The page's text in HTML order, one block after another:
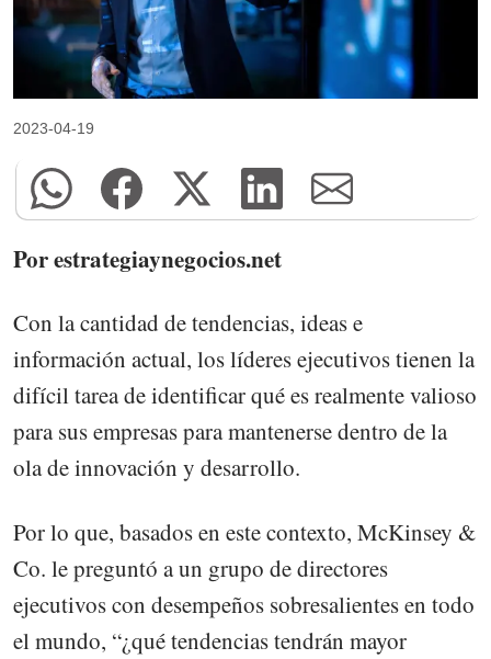
2023-04-19
Por estrategiaynegocios.net
Con la cantidad de tendencias, ideas e
información actual, los líderes ejecutivos tienen la
difícil tarea de identificar qué es realmente valioso
para sus empresas para mantenerse dentro de la
ola de innovación y desarrollo.
Por lo que, basados en este contexto, McKinsey &
Co. le preguntó a un grupo de directores
ejecutivos con desempeños sobresalientes en todo
el mundo, “¿qué tendencias tendrán mayor